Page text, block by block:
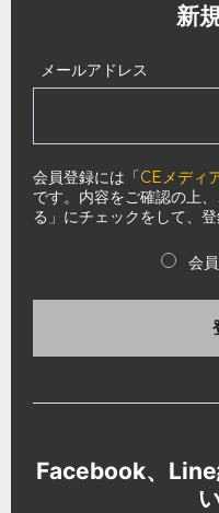
新
メールアドレス
会員登録には「CEメディ
です。内容をご確認の上
る」にチェックをして、登
会
Facebook、